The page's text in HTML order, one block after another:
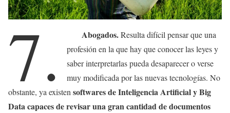
7. Abogados.Resulta difícil pensar que una
profesión en la que hay que conocer las leyes y
saber interpretarlas pueda desaparecer o verse
muy modificada por las nuevas tecnologías. No
obstante, ya existen softwares de Inteligencia Artificial y Big
Data capaces de revisar una gran cantidad de documentos